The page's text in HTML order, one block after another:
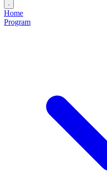
Home
Program